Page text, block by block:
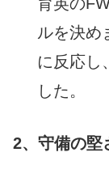
育英の
ルを決め
に反応し
した。
2、守備の堅